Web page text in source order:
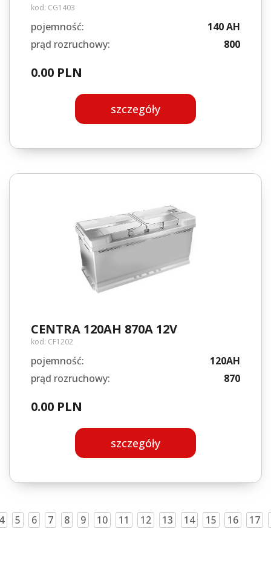
kod: CG1403
pojemność:
140 AH
prąd rozruchowy:
800
0.00 PLN
szczegóły
CENTRA 120AH 870A 12V
kod: CF1202
pojemność:
120AH
prąd rozruchowy:
870
0.00 PLN
szczegóły
5 6 7 8 9 10 11 12 13 14 15 16 17